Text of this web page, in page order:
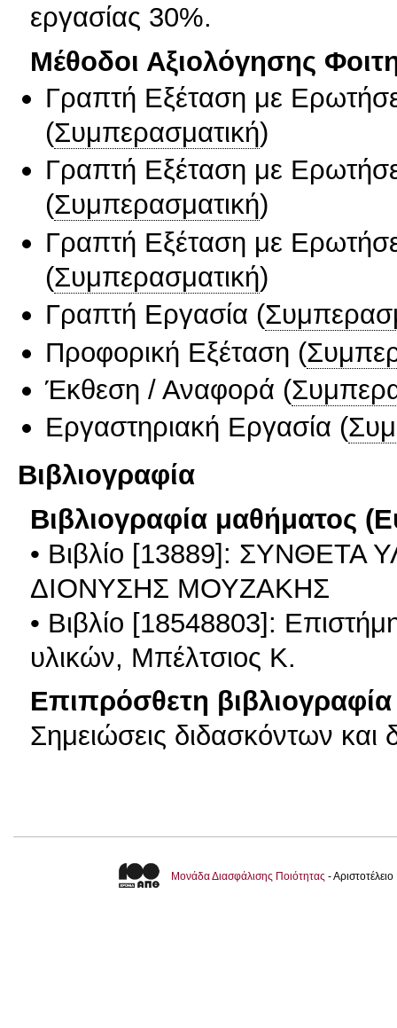
εργασίας 30%.
Μέθοδοι Αξιολόγησης
Γραπτή Εξέταση με
(Συμπερασματική)
Γραπτή Εξέταση με
(Συμπερασματική)
Γραπτή Εξέταση με
(Συμπερασματική)
Γραπτή Εργασία (
Προφορική Εξέταση (
Έκθεση / Αναφορά (
Εργαστηριακή Εργασία (
Βιβλιογραφία
Βιβλιογραφία μαθήματος
• Βιβλίο [13889]:
ΔΙΟΝΥΣΗΣ ΜΟΥΖΑΚΗΣ
• Βιβλίο [18548803]:
υλικών, Μπέλτσιος Κ.
Επιπρόσθετη βιβλιογραφία
Σημειώσεις διδασκόντων και
Μονάδα Διασφάλισης Ποιότητας -